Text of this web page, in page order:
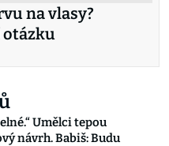
na vlasy?
otázku
Umělci tepou
návrh. Babiš: Budu